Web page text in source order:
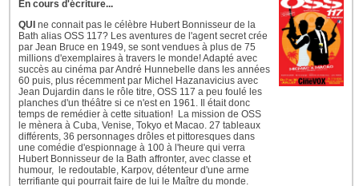
En cours d'écriture...
QUIne connait pas le célèbre Hubert Bonnisseur de la
Bath alias OSS 117? Les aventures de l'agent secret crée
par Jean Bruce en 1949, se sont vendues à plus de 75
millions d'exemplaires à travers le monde! Adapté avec
succès au cinéma par André Hunnebelle dans les années
60 puis, plus récemment par Michel Hazanavicius avec
Jean Dujardin dans le rôle titre, OSS 117 a peu foulé les
planches d'un théâtre si ce n'est en 1961. Il était donc
temps de remédier à cette situation! La mission de OSS
le mènera à Cuba, Venise, Tokyo et Macao. 27 tableaux
différents, 36 personnages drôles et pittoresques dans
une comédie d'espionnage à 100 à l'heure qui verra
Hubert Bonnisseur de la Bath affronter, avec classe et
humour, le redoutable, Karpov, détenteur d'une arme
terrifiante qui pourrait faire de lui le Maître du monde.